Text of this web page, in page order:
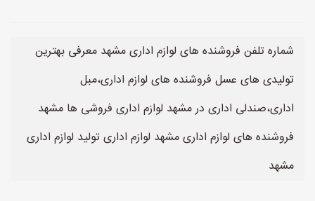
شماره تلفن فروشنده های لوازم اداری مشهد معرفی بهترین
تولیدی های عسل فروشنده های لوازم اداری،مبل
اداری،صندلی اداری در مشهد لوازم اداری فروشی ها مشهد
فروشنده های لوازم اداری مشهد لوازم اداری تولید لوازم اداری
مشهد